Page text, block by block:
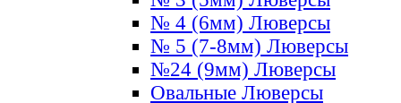
№ 4 (6мм) Люверсы
№ 5 (7-8мм) Люверсы
№24 (9мм) Люверсы
Овальные Люверсы